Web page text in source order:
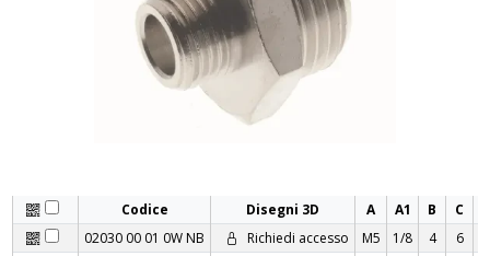
Codice Disegni 3D A A1 B C
02030 00 01 0W NB
Richiedi accesso M5 1/8 4 6